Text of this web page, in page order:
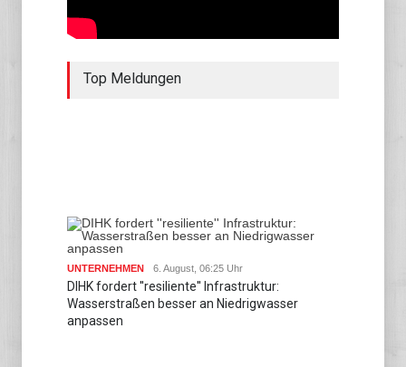
Top Meldungen
UNTERNEHMEN 6. August, 06:25 Uhr
DIHK fordert ''resiliente'' Infrastruktur:
Wasserstraßen besser an Niedrigwasser
anpassen